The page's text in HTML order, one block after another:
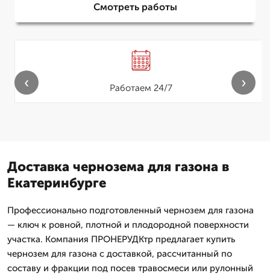
Смотреть работы
Работаем 24/7
‹ ›
Доставка чернозема для газона в
Екатеринбурге
Профессионально подготовленный чернозем для газона
— ключ к ровной, плотной и плодородной поверхности
участка. Компания ПРОНЕРУДКтр предлагает купить
чернозем для газона с доставкой, рассчитанный по
составу и фракции под посев травосмеси или рулонный